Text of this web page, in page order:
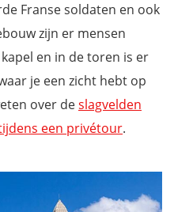
Franse soldaten en ook
zijn er mensen
en in de toren is er
je een zicht hebt op
over deslagvelden
een privétour.